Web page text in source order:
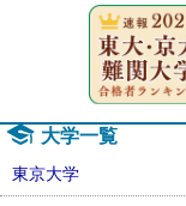
大学一覧
東京大学